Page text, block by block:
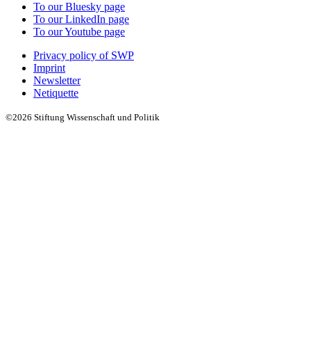
To our Bluesky page
To our LinkedIn page
To our Youtube page
Privacy policy of SWP
Imprint
Newsletter
Netiquette
©2026 Stiftung Wissenschaft und Politik